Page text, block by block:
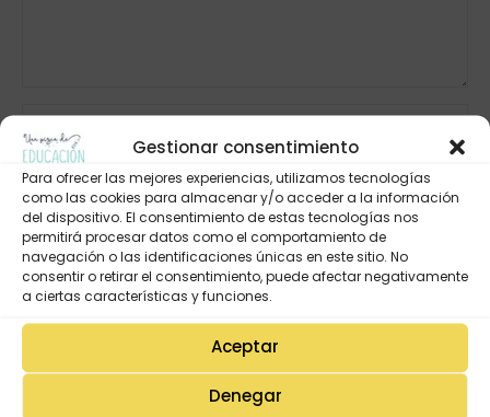
Gestionar consentimiento
Para ofrecer las mejores experiencias, utilizamos tecnologías
como las cookies para almacenar y/o acceder a la información
del dispositivo. El consentimiento de estas tecnologías nos
permitirá procesar datos como el comportamiento de
navegación o las identificaciones únicas en este sitio. No
consentir o retirar el consentimiento, puede afectar negativamente
a ciertas características y funciones.
Aceptar
Denegar